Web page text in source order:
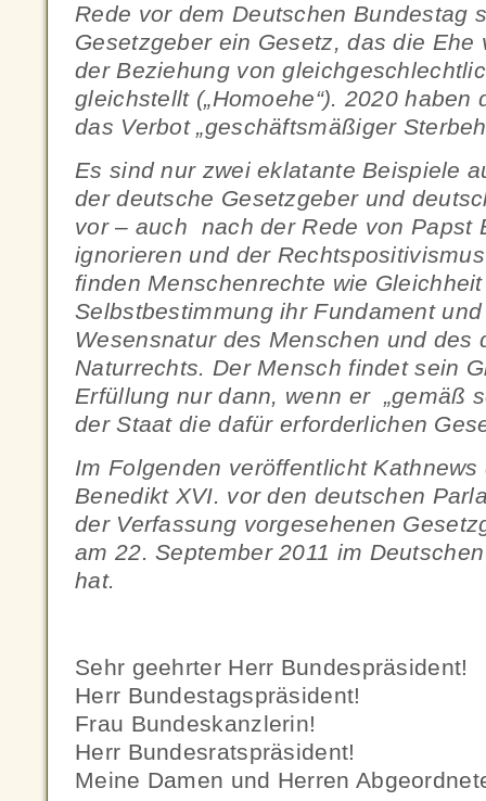
Rede vor dem Deutschen Bundestag
Gesetzgeber ein Gesetz, das die Ehe
der Beziehung von
gleichstellt („Homoehe“). 2020 haben
das Verbot „geschäftsmäßiger
Es sind nur zwei eklatante Beispiele
der deutsche Gesetzgeber und
vor – auch nach der Rede von Papst
ignorieren und der
finden Menschenrechte wie
Selbstbestimmung ihr Fundament
Wesensnatur des Menschen und des
Naturrechts. Der Mensch findet sein
Erfüllung nur dann, wenn er „gemäß
der Staat die dafür erforderlichen
Im Folgenden veröffentlicht
Benedikt XVI. vor den deutschen
der Verfassung vorgesehenen
am 22. September 2011 im
hat.
Sehr geehrter Herr Bundespräsident!
Herr Bundestagspräsident!
Frau Bundeskanzlerin!
Herr Bundesratspräsident!
Meine Damen und Herren